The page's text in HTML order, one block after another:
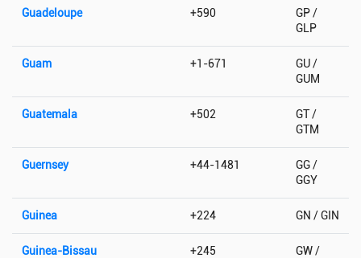
Guadeloupe +590
GP /
GLP
Guam +1-671
GU /
GUM
Guatemala +502
GT /
GTM
Guernsey +44-1481
GG /
GGY
Guinea +224 GN / GIN
Guinea-Bissau +245
GW /